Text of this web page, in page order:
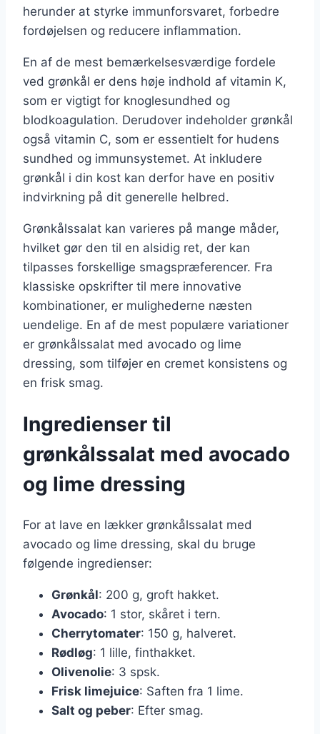
herunder at styrke immunforsvaret, forbedre
fordøjelsen og reducere inflammation.
En af de mest bemærkelsesværdige fordele
ved grønkål er dens høje indhold af vitamin K,
som er vigtigt for knoglesundhed og
blodkoagulation. Derudover indeholder grønkål
også vitamin C, som er essentielt for hudens
sundhed og immunsystemet. At inkludere
grønkål i din kost kan derfor have en positiv
indvirkning på dit generelle helbred.
Grønkålssalat kan varieres på mange måder,
hvilket gør den til en alsidig ret, der kan
tilpasses forskellige smagspræferencer. Fra
klassiske opskrifter til mere innovative
kombinationer, er mulighederne næsten
uendelige. En af de mest populære variationer
er grønkålssalat med avocado og lime
dressing, som tilføjer en cremet konsistens og
en frisk smag.
Ingredienser til
grønkålssalat med avocado
og lime dressing
For at lave en lækker grønkålssalat med
avocado og lime dressing, skal du bruge
følgende ingredienser:
Grønkål: 200 g, groft hakket.
Avocado: 1 stor, skåret i tern.
Cherrytomater: 150 g, halveret.
Rødløg: 1 lille, finthakket.
Olivenolie: 3 spsk.
Frisk limejuice: Saften fra 1 lime.
Salt og peber: Efter smag.